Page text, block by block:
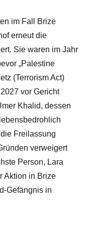
im Fall Brize
erneut die
Sie waren im Jahr
„Palestine
(Terrorism Act)
vor Gericht
Khalid, dessen
Freilassung
verweigert
Person, Lara
Aktion in Brize
Gefängnis in